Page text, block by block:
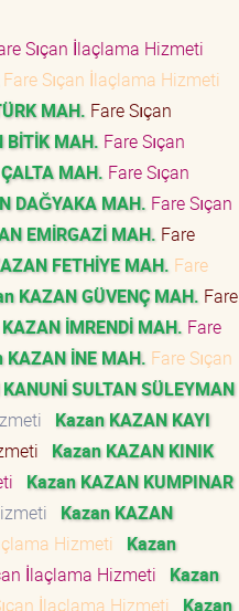
Sıçan İlaçlama Hizmeti
Fare Sıçan İlaçlama Hizmeti
MAH. Fare Sıçan
BİTİK MAH. Fare Sıçan
MAH. Fare Sıçan
DAĞYAKA MAH. Fare Sıçan
EMİRGAZİ MAH. Fare
FETHİYE MAH. Fare
KAZAN GÜVENÇ MAH. Fare
İMRENDİ MAH. Fare
KAZAN İNE MAH. Fare Sıçan
SULTAN SÜLEYMAN
Kazan KAZAN KAYI
Kazan KAZAN KINIK
Kazan KAZAN KUMPINAR
Kazan KAZAN
Hizmeti
Kazan
İlaçlama Hizmeti
Kazan
İlaçlama Hizmeti Kazan